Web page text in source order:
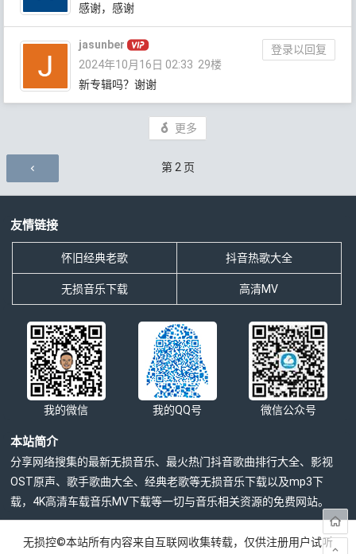
感谢，感谢
jasunber
登录以回复
2024年10月16日 02:33 29楼
新专辑吗？谢谢
更多
评论导航 第 2 页
友情链接
怀旧经典老歌 抖音热歌大全
无损音乐下载 高清MV
我的微信 我的QQ号 微信公众号
本站简介
分享网络搜集的最新无损音乐、最火热门抖音歌曲排行大全、影视
OST原声、歌手歌曲大全、经典老歌等无损音乐下载以及mp3下
载，4K高清车载音乐MV下载等一切与音乐相关资源的免费网站。
无损控©本站所有内容来自互联网收集转载，仅供注册用户试听